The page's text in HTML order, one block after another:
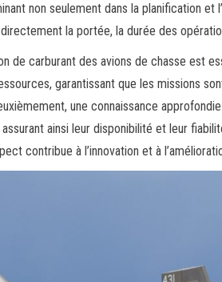
non seulement dans la planification et
la portée, la durée des
de carburant des avions de chasse est
garantissant que les missions
une connaissance
ainsi leur disponibilité et leur
contribue à l’innovation et à